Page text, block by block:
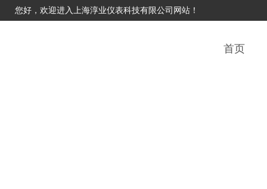
您好，欢迎进入上海淳业仪表科技有限公司网站！
首页